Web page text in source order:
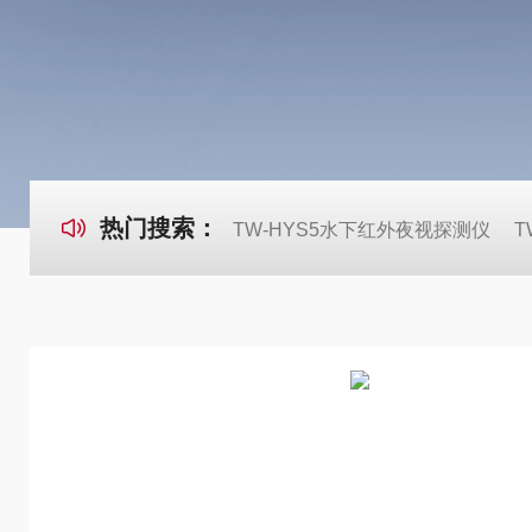
热门搜索： TW-HYS5水下红外夜视探测仪